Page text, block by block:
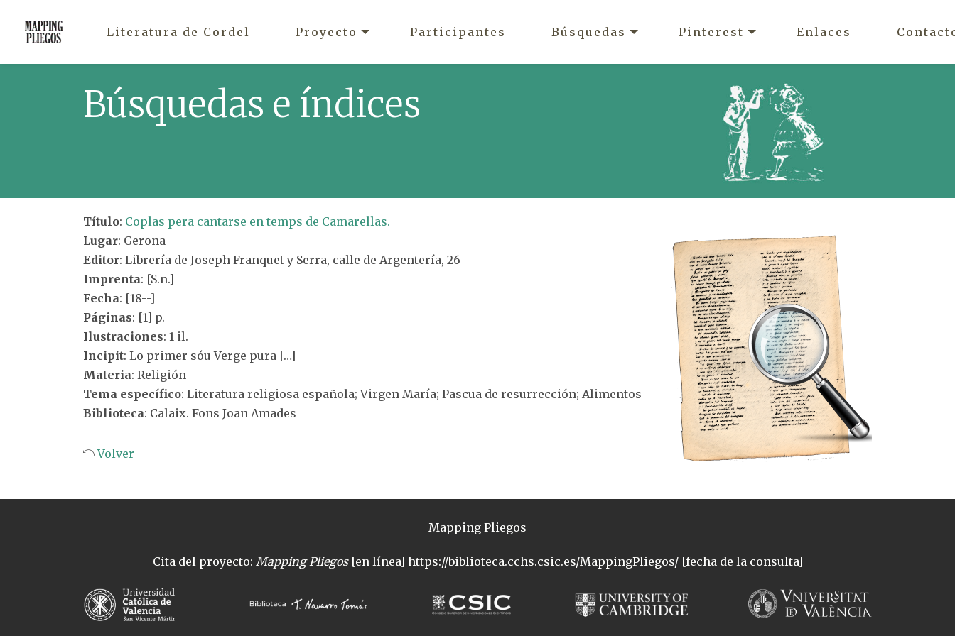
Literatura de Cordel Proyecto Participantes Búsquedas Pinterest Enlaces
Búsquedas e índices
Título: Coplas pera cantarse en temps de Camarellas.
Lugar: Gerona
Editor: Librería de Joseph Franquet y Serra, calle de Argentería, 26
Imprenta: [S.n.]
Fecha: [18--]
Páginas: [1] p.
Ilustraciones: 1 il.
Incipit: Lo primer sóu Verge pura […]
Materia: Religión
Tema específico: Literatura religiosa española; Virgen María; Pascua de resurrección; Alimentos
Biblioteca: Calaix. Fons Joan Amades
Volver
Mapping Pliegos
Cita del proyecto: Mapping Pliegos[en línea] https://biblioteca.cchs.csic.es/MappingPliegos/ [fecha de la consulta]